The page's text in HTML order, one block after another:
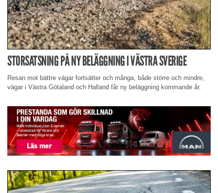
STORSATSNING PÅ NY BELÄGGNING I VÄSTRA SVERIGE
Resan mot bättre vägar fortsätter och många, både större och mindre,
vägar i Västra Götaland och Halland får ny beläggning kommande år.